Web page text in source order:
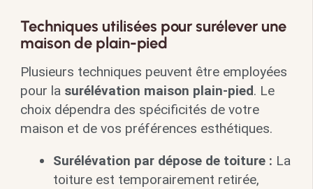
Techniques utilisées pour surélever une
maison de plain-pied
Plusieurs techniques peuvent être employées
pour la surélévation maison plain-pied. Le
choix dépendra des spécificités de votre
maison et de vos préférences esthétiques.
Surélévation par dépose de toiture : La
toiture est temporairement retirée,